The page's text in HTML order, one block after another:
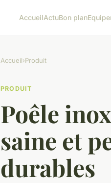
AccueilActuBon plan
Accueil›Produit
PRODUIT
Poêle
saine et
durables